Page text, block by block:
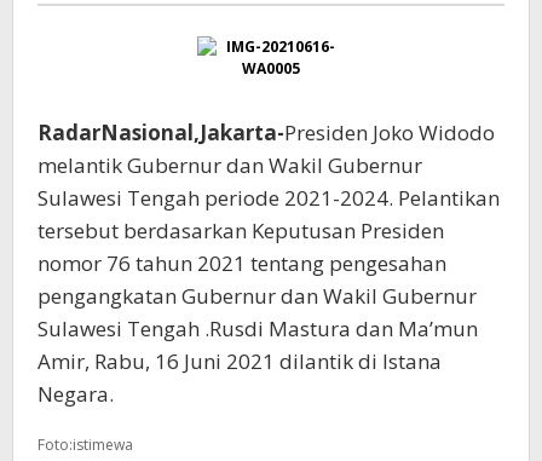
BUAT
MASYARAKAT
RadarNasional,Jakarta-Presiden Joko Widodo
melantik Gubernur dan Wakil Gubernur
Sulawesi Tengah periode 2021-2024. Pelantikan
tersebut berdasarkan Keputusan Presiden
nomor 76 tahun 2021 tentang pengesahan
pengangkatan Gubernur dan Wakil Gubernur
Sulawesi Tengah .Rusdi Mastura dan Ma’mun
Amir, Rabu, 16 Juni 2021 dilantik di Istana
Negara.
Foto:istimewa